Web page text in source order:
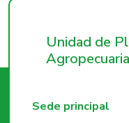
Unidad de
Sede principal